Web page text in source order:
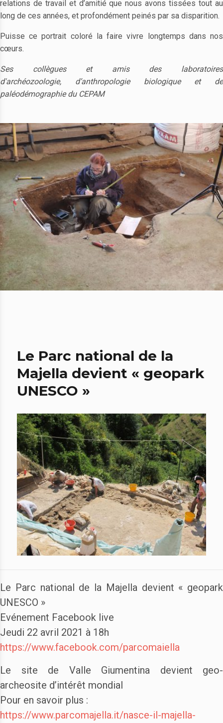
relations de travail et d’amitié que nous avons tissées tout au
long de ces années, et profondément peinés par sa disparition.
Puisse ce portrait coloré la faire vivre longtemps dans nos
cœurs.
Ses collègues et amis des laboratoires
d'archéozoologie, d’anthropologie biologique et de
paléodémographie du CEPAM
Le Parc national de la
Majella devient « geopark
UNESCO »
Le Parc national de la Majella devient « geopark
UNESCO »
Evénement Facebook live
Jeudi 22 avril 2021 à 18h
https://www.facebook.com/parcomaiella
Le site de Valle Giumentina devient geo-
archeosite d’intérêt mondial
Pour en savoir plus :
https://www.parcomajella.it/nasce-il-majella-